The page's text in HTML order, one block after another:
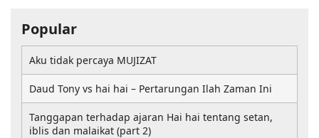
Popular
Aku tidak percaya MUJIZAT
Daud Tony vs hai hai – Pertarungan Ilah Zaman Ini
Tanggapan terhadap ajaran Hai hai tentang setan,
iblis dan malaikat (part 2)